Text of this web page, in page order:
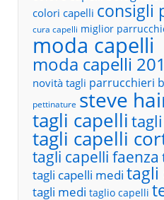
colori capelli consigli
cura capelli miglior
moda capelli
moda capelli
novità tagli parrucchieri
pettinature steve
tagli capelli
tagli capelli
tagli capelli faenza
tagli capelli medi tagli
tagli medi taglio capelli